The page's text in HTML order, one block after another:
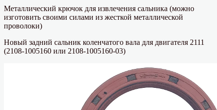
Металлический крючок для извлечения сальника (можно
изготовить своими силами из жесткой металлической
проволоки)
Новый задний сальник коленчатого вала для двигателя 2111
(2108-1005160 или 2108-1005160-03)